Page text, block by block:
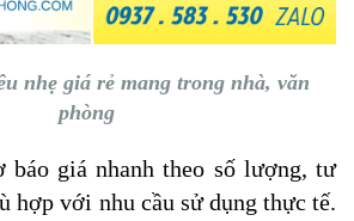
nhẹ giá rẻ mang trong nhà, văn
phòng
báo giá nhanh theo số lượng, tư
hợp với nhu cầu sử dụng thực tế.